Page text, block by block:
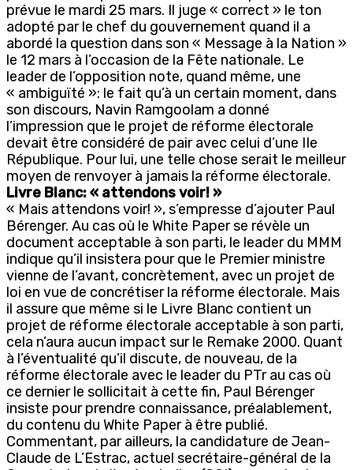
prévue le mardi 25 mars. Il juge « correct » le ton
adopté par le chef du gouvernement quand il a
abordé la question dans son « Message à la Nation »
le 12 mars à l’occasion de la Fête nationale. Le
leader de l’opposition note, quand même, une
« ambiguïté »: le fait qu’à un certain moment, dans
son discours, Navin Ramgoolam a donné
l’impression que le projet de réforme électorale
devait être considéré de pair avec celui d’une IIe
République. Pour lui, une telle chose serait le meilleur
moyen de renvoyer à jamais la réforme électorale.
Livre Blanc: « attendons voir! »
« Mais attendons voir! », s’empresse d’ajouter Paul
Bérenger. Au cas où le White Paper se révèle un
document acceptable à son parti, le leader du MMM
indique qu’il insistera pour que le Premier ministre
vienne de l’avant, concrètement, avec un projet de
loi en vue de concrétiser la réforme électorale. Mais
il assure que même si le Livre Blanc contient un
projet de réforme électorale acceptable à son parti,
cela n’aura aucun impact sur le Remake 2000. Quant
à l’éventualité qu’il discute, de nouveau, de la
réforme électorale avec le leader du PTr au cas où
ce dernier le sollicitait à cette fin, Paul Bérenger
insiste pour prendre connaissance, préalablement,
du contenu du White Paper à être publié.
Commentant, par ailleurs, la candidature de Jean-
Claude de L’Estrac, actuel secrétaire-général de la